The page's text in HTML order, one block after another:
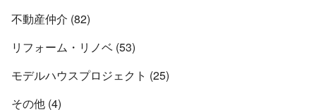
不動産仲介 (82)
リフォーム・リノベ (53)
モデルハウスプロジェクト (25)
その他 (4)